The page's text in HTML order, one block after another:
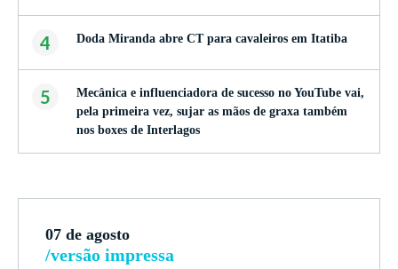
4 Doda Miranda abre CT para cavaleiros em Itatiba
5
Mecânica e influenciadora de sucesso no YouTube vai,
pela primeira vez, sujar as mãos de graxa também
nos boxes de Interlagos
07 de agosto
/versão impressa